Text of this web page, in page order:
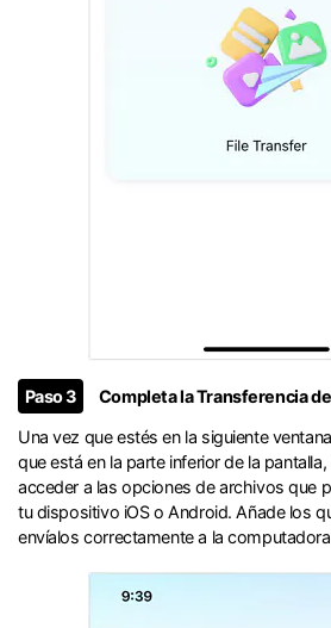
󠀰Paso 3
Completa la Transferencia
Una vez que estés en la siguiente
que está en la parte inferior de la
acceder a las opciones de archivos que
tu dispositivo iOS o Android.󠀲󠀩󠀧󠀢󠀨󠀤󠀠󠀢󠀳󠀰 Añade los
envíalos correctamente a la